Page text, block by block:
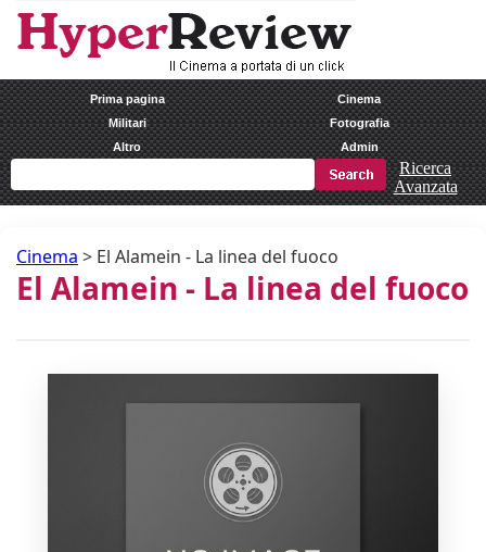
Prima pagina
Cinema
Militari
Fotografia
Altro
Admin
Ricerca
Avanzata
Cinema > El Alamein - La linea del fuoco
El Alamein - La linea del fuoco